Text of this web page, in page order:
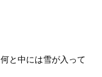
と中には雪が入って